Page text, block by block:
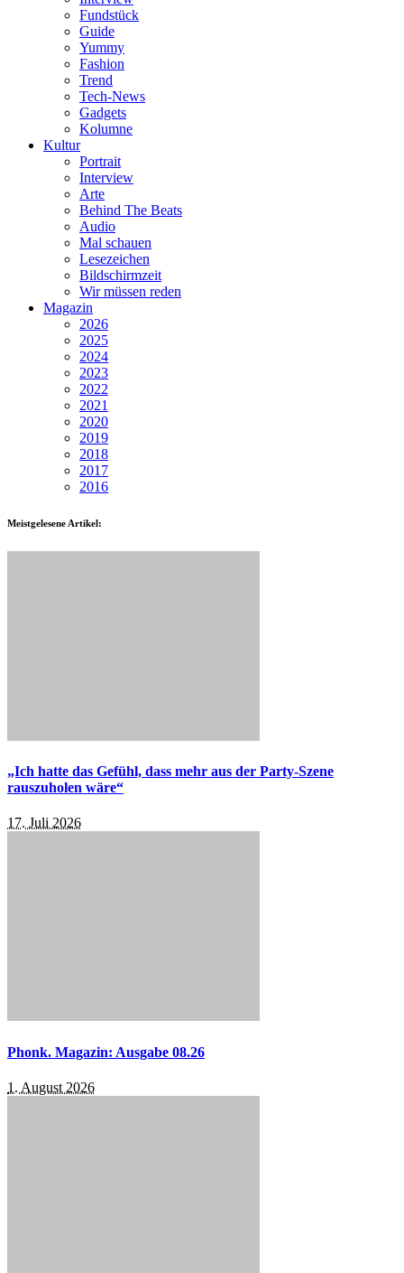
Fundstück
Guide
Yummy
Fashion
Trend
Tech-News
Gadgets
Kolumne
Kultur
Portrait
Interview
Arte
Behind The Beats
Audio
Mal schauen
Lesezeichen
Bildschirmzeit
Wir müssen reden
Magazin
2026
2025
2024
2023
2022
2021
2020
2019
2018
2017
2016
Meistgelesene Artikel:
„Ich hatte das Gefühl, dass mehr aus der Party-Szene
rauszuholen wäre“
17. Juli 2026
Phonk. Magazin: Ausgabe 08.26
1. August 2026